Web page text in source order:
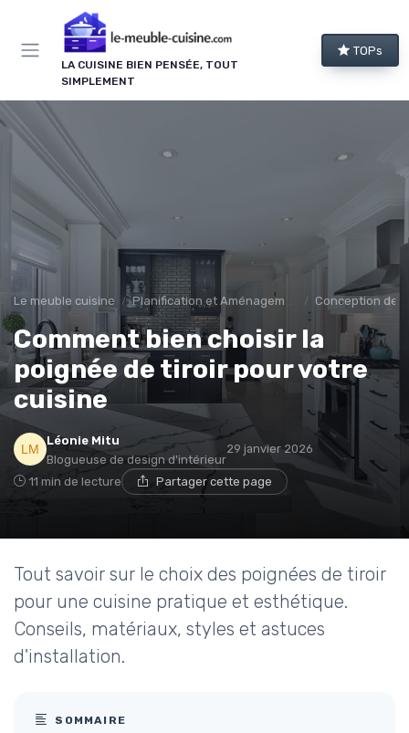
LA CUISINE BIEN PENSÉE, TOUT
SIMPLEMENT
TOPs
Le meuble cuisine Planification et Aménagement Conception de
Comment bien choisir la
poignée de tiroir pour votre
cuisine
Léonie Mitu
Blogueuse de design d'intérieur
29 janvier 2026
11 min de lecture Partager cette page
Tout savoir sur le choix des poignées de tiroir
pour une cuisine pratique et esthétique.
Conseils, matériaux, styles et astuces
d'installation.
SOMMAIRE
Panneau de gestion des cookies